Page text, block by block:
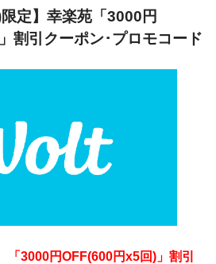
定】幸楽苑「3000円
割引クーポン･プロモコード
「3000円OFF(600円x5回)」割引